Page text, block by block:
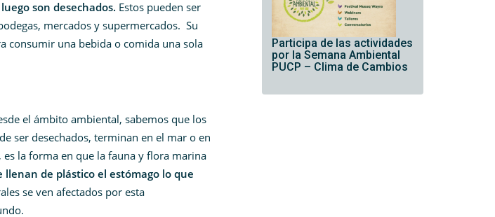
son desechados. Estos pueden ser
mercados y supermercados. Su
consumir una bebida o comida una sola
el ámbito ambiental, sabemos que los
ser desechados, terminan en el mar o en
la forma en que la fauna y flora marina
llenan de plástico el estómago lo que
se ven afectados por esta
Participa de las actividades
por la Semana Ambiental
PUCP – Clima de Cambios